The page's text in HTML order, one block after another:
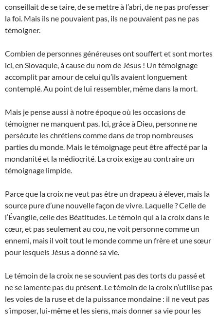
conseillait de se taire, de se mettre à l’abri, de ne pas professer
la foi. Mais ils ne pouvaient pas, ils ne pouvaient pas ne pas
témoigner.
Combien de personnes généreuses ont souffert et sont mortes
ici, en Slovaquie, à cause du nom de Jésus ! Un témoignage
accomplit par amour de celui qu’ils avaient longuement
contemplé. Au point de lui ressembler, même dans la mort.
Mais je pense aussi à notre époque où les occasions de
témoigner ne manquent pas. Ici, grâce à Dieu, personne ne
persécute les chrétiens comme dans de trop nombreuses
parties du monde. Mais le témoignage peut être affecté par la
mondanité et la médiocrité. La croix exige au contraire un
témoignage limpide.
Parce que la croix ne veut pas être un drapeau à élever, mais la
source pure d’une nouvelle façon de vivre. Laquelle ? Celle de
l’Évangile, celle des Béatitudes. Le témoin qui a la croix dans le
cœur, et pas seulement au cou, ne voit personne comme un
ennemi, mais il voit tout le monde comme un frère et une sœur
pour lesquels Jésus a donné sa vie.
Le témoin de la croix ne se souvient pas des torts du passé et
ne se lamente pas du présent. Le témoin de la croix n’utilise pas
les voies de la ruse et de la puissance mondaine : il ne veut pas
s’imposer, lui-même et les siens, mais donner sa vie pour les